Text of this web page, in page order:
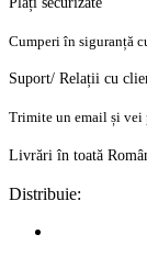
Cumperi în siguranță
Suport/ Relații cu
Trimite un email și vei
Livrări în toată
Distribuie: